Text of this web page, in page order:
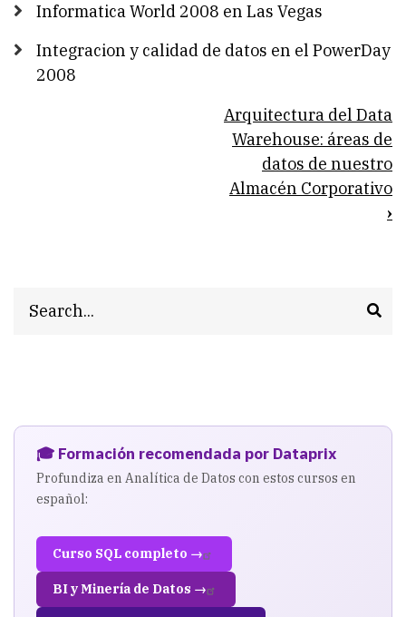
Informatica World 2008 en Las Vegas
Integracion y calidad de datos en el PowerDay
2008
Integración
Dataprix
Arquitectura del Data
Warehouse: áreas de
datos de nuestro
Almacén Corporativo
›
🎓 Formación recomendada por Dataprix
Profundiza en Analítica de Datos con estos cursos en
español:
Curso SQL completo →
BI y Minería de Datos →